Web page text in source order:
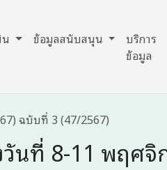
ข้อมูลสนับสนุน
บริการ
ข้อมูล
ฉบับที่ 3 (47/2567)
นที่ 8-11 พฤศจิ